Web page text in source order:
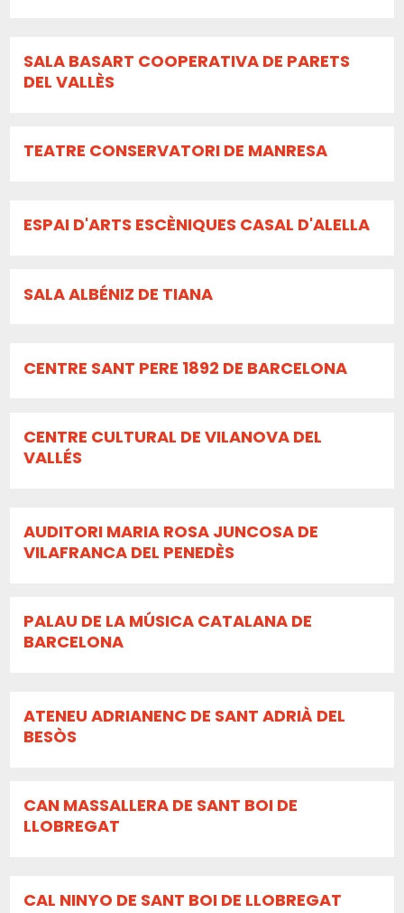
SALA BASART COOPERATIVA DE PARETS
DEL VALLÈS
TEATRE CONSERVATORI DE MANRESA
ESPAI D'ARTS ESCÈNIQUES CASAL D'ALELLA
SALA ALBÉNIZ DE TIANA
CENTRE SANT PERE 1892 DE BARCELONA
CENTRE CULTURAL DE VILANOVA DEL
VALLÉS
AUDITORI MARIA ROSA JUNCOSA DE
VILAFRANCA DEL PENEDÈS
PALAU DE LA MÚSICA CATALANA DE
BARCELONA
ATENEU ADRIANENC DE SANT ADRIÀ DEL
BESÒS
CAN MASSALLERA DE SANT BOI DE
LLOBREGAT
CAL NINYO DE SANT BOI DE LLOBREGAT